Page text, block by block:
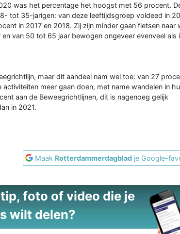
was het percentage het hoogst met 56 procent.
tot 35-jarigen: van deze leeftijdsgroep voldeed in
in 2017 en 2018. Zij zijn minder gaan fietsen naar
van 50 tot 65 jaar bewogen ongeveer evenveel als
maar dit aandeel nam wel toe: van 27
meer gaan doen, met name wandelen in
aan de Beweegrichtlijnen, dit is nagenoeg gelijk
in 2021.
Maak Rotterdammerdagblad je Google-
foto of video die je
wilt delen?